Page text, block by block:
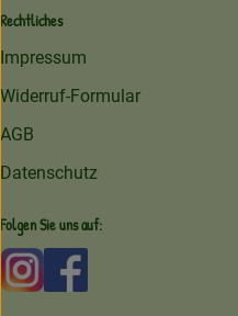
Rechtliches
Impressum
Widerruf-Formular
AGB
Datenschutz
Folgen Sie uns auf:
Externer Link zu https://